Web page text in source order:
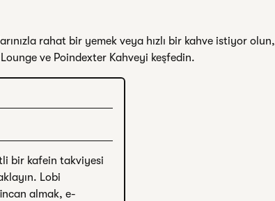
rahat bir yemek veya hızlı bir kahve istiyor olun,
ve Poindexter Kahveyi keşfedin.
bir kafein takviyesi
Lobi
almak, e-